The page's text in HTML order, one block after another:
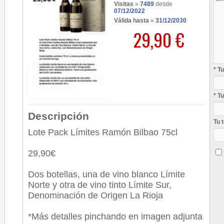
Visitas » 7489 desde
07/12/2022
Válida hasta » 31/12/2030
29,90 €
Descripción
Lote Pack Límites Ramón Bilbao 75cl
29,90€
Dos botellas, una de vino blanco Límite
Norte y otra de vino tinto Límite Sur,
Denominación de Origen La Rioja
*Más detalles pinchando en imagen adjunta
*
*
Tu